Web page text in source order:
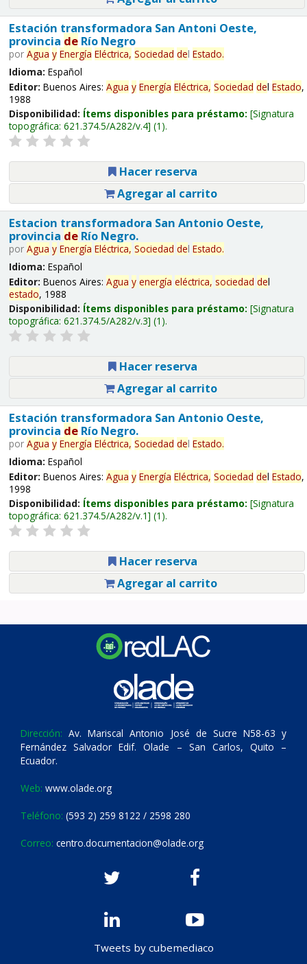
Estación transformadora San Antoni Oeste,
provincia deRío Negro
por Agua y Energía Eléctrica, Sociedad del Estado.
Idioma: Español
Editor: Buenos Aires: Agua y Energía Eléctrica, Sociedad del Estado,
1988
Disponibilidad: Ítems disponibles para préstamo: Signatura
topográfica: 621.374.5/A282/v.4 (1).
Hacer reserva
Agregar al carrito
Estacion transformadora San Antonio Oeste,
provincia deRío Negro.
por Agua y Energía Eléctrica, Sociedad del Estado.
Idioma: Español
Editor: Buenos Aires: Agua y energía eléctrica, sociedad del
estado, 1988
Disponibilidad: Ítems disponibles para préstamo: Signatura
topográfica: 621.374.5/A282/v.3 (1).
Hacer reserva
Agregar al carrito
Estación transformadora San Antonio Oeste,
provincia deRío Negro.
por Agua y Energía Eléctrica, Sociedad del Estado.
Idioma: Español
Editor: Buenos Aires: Agua y Energía Eléctrica, Sociedad del Estado,
1998
Disponibilidad: Ítems disponibles para préstamo: Signatura
topográfica: 621.374.5/A282/v.1 (1).
Hacer reserva
Agregar al carrito
Dirección: Av. Mariscal Antonio José de Sucre N58-63 y
Fernández Salvador Edif. Olade – San Carlos, Quito –
Ecuador.
Web: www.olade.org
Teléfono: (593 2) 259 8122 / 2598 280
Correo: centro.documentacion@olade.org
Tweets by cubemediaco